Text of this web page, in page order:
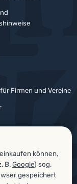
können,
B.Google) sog.
gespeichert
Firmen und Vereine